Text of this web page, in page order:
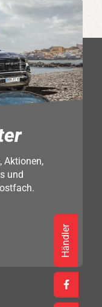
Aktionen,
und
Händler